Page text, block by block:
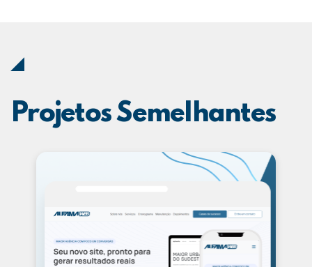
Projetos Semelhantes